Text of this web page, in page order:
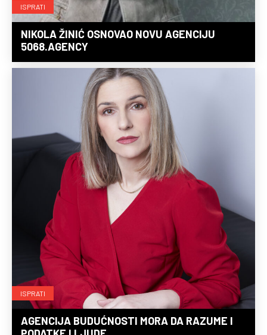
ISPRATI
NIKOLA ŽINIĆ OSNOVAO NOVU AGENCIJU
5068.AGENCY
ISPRATI
AGENCIJA BUDUĆNOSTI MORA DA RAZUME I